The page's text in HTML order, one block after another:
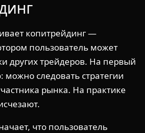
копитрейдинг —
пользователь может
других трейдеров. На первый
можно следовать стратегии
рынка. На практике
что пользователь